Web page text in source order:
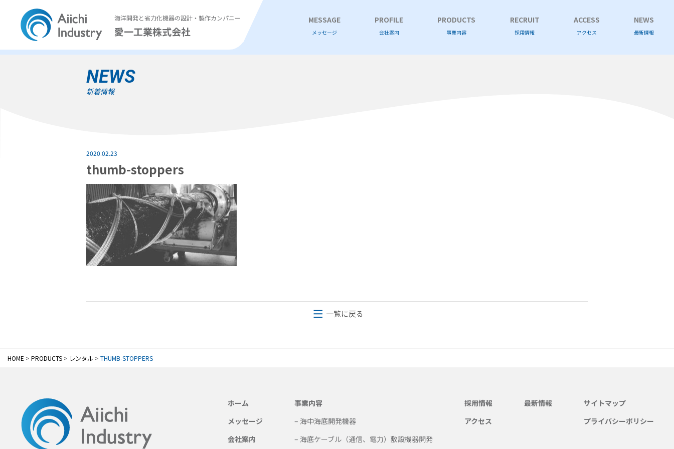
海洋開発と省力化機器の設計・製作カンパニー
愛一工業株式会社
MESSAGE
メッセージ
PROFILE
会社案内
PRODUCTS
事業内容
RECRUIT
採用情報
ACCESS
アクセス
NEWS
最新情報
NEWS
新着情報
2020.02.23
thumb-stoppers
一覧に戻る
HOME > PRODUCTS > レンタル > THUMB-STOPPERS
ホーム
メッセージ
会社案内
事業内容
– 海中海底開発機器
– 海底ケーブル（通信、電力）敷設機器開発
採用情報
アクセス
最新情報
サイトマップ
プライバシーポリシー